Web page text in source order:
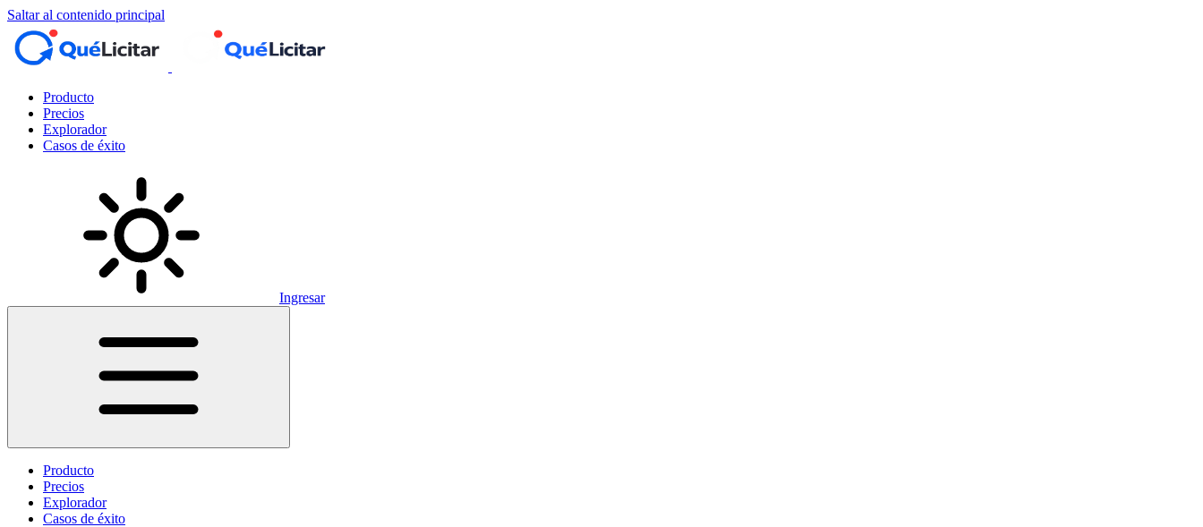
Saltar al contenido principal
Producto
Precios
Explorador
Casos de éxito
Ingresar
Producto
Precios
Explorador
Casos de éxito